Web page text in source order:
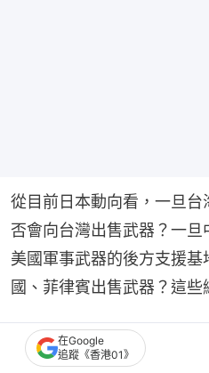
從目前日本動向看，一旦
否會向台灣出售武器？一
美國軍事武器的後方支援
國、菲律賓出售武器？這些
擁有大規模製造殺傷性武
當於具備了輸出戰爭和參
在Google
追蹤《香港01》